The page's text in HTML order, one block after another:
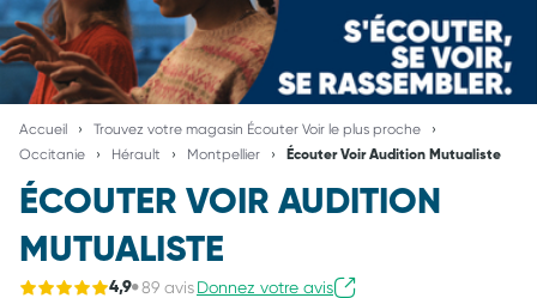
Accueil
Trouvez votre magasin Écouter Voir le plus proche
Occitanie
Hérault Montpellier Écouter Voir Audition Mutualiste
ÉCOUTER VOIR AUDITION
MUTUALISTE
4,9 89 avisDonnez votre avis